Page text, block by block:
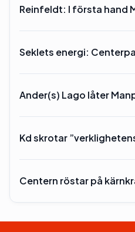
Reinfeldt: I första hand
Seklets energi:
Ander(s) Lago låter
Kd skrotar
Centern röstar på